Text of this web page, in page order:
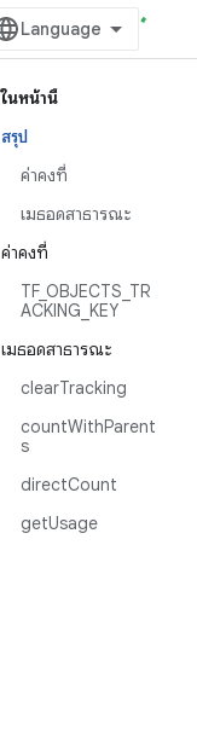
ในหน้านี้
สรุป
ค่าคงที่
เมธอดสาธารณะ
ค่าคงที่
TF_OBJECTS_TR
ACKING_KEY
เมธอดสาธารณะ
clearTracking
countWithParent
s
directCount
getUsage